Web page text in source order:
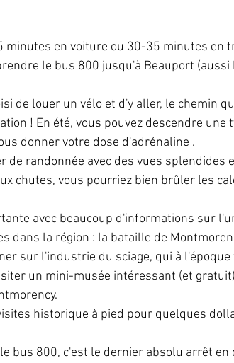
minutes en voiture ou 30-35 minutes en
le bus 800 jusqu'à Beauport (aussi
de louer un vélo et d'y aller, le chemin
! En été, vous pouvez descendre une
donner votre dose d'adrénaline .
randonnée avec des vues splendides
chutes, vous pourriez bien brûler les
avec beaucoup d'informations sur
dans la région : la bataille de
sur l'industrie du sciage, qui à
un mini-musée intéressant (et
historique à pied pour quelques
bus 800, c'est le dernier absolu arrêt en